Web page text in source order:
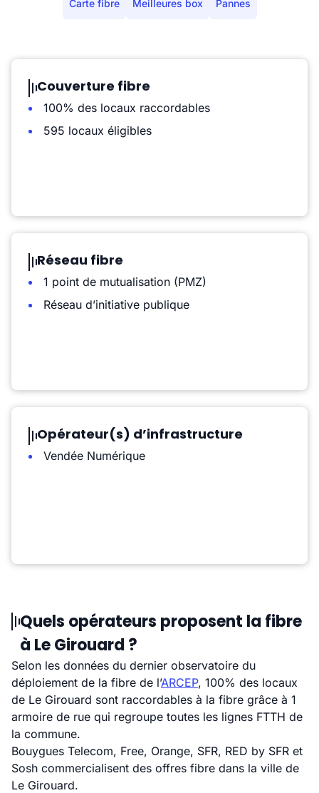
Carte fibre Meilleures box Pannes
Couverture fibre
100% des locaux raccordables
595 locaux éligibles
Réseau fibre
1 point de mutualisation (PMZ)
Réseau d’initiative publique
Opérateur(s) d’infrastructure
Vendée Numérique
Quels opérateurs proposent la fibre
à Le Girouard ?
Selon les données du dernier observatoire du
déploiement de la fibre de l’ARCEP, 100% des locaux
de Le Girouard sont raccordables à la fibre grâce à 1
armoire de rue qui regroupe toutes les lignes FTTH de
la commune.
Bouygues Telecom, Free, Orange, SFR, RED by SFR et
Sosh commercialisent des offres fibre dans la ville de
Le Girouard.